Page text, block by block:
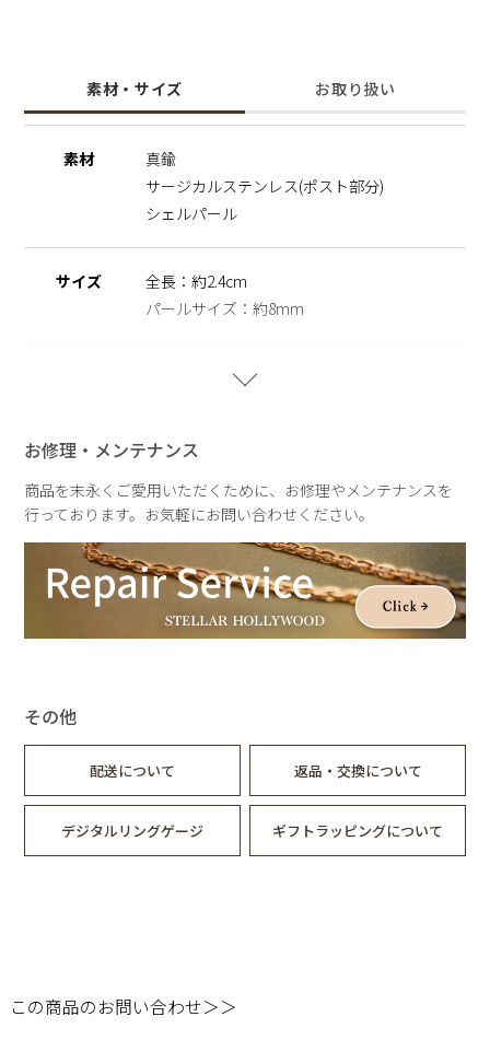
ていると頼れるアイテムです。
天然の殻を再利用してつくられ自然や環境にやさしく、長くご
愛用いただける観点からサステナブルパールとして扱っていま
医療用器具に使われている合金です。 表面が特殊な膜で覆わ
れており、皮膚や汗に触れてもイオン化して溶け出しにくい素
素材・サイズ お取り扱い
素材
真鍮
サージカルステンレス(ポスト部分)
シェルパール
サイズ
全長：約2.4cm
パールサイズ：約8mm
片耳：約2.8g
お修理・メンテナンス
商品を末永くご愛用いただくために、お修理やメンテナンスを
行っております。お気軽にお問い合わせください。
その他
配送について 返品・交換について
デジタルリングゲージ ギフトラッピングについて
この商品のお問い合わせ＞＞